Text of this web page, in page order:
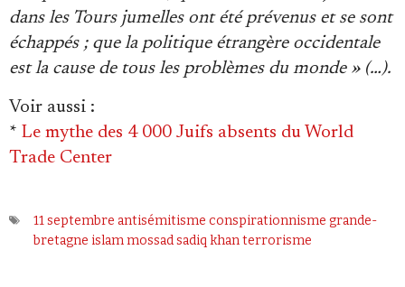
dans les Tours jumelles ont été prévenus et se sont
échappés ; que la politique étrangère occidentale
est la cause de tous les problèmes du monde » (…).
Voir aussi :
* Le mythe des 4 000 Juifs absents du World
Trade Center
11 septembre antisémitisme conspirationnisme grande-
bretagne islammossadsadiq khanterrorisme